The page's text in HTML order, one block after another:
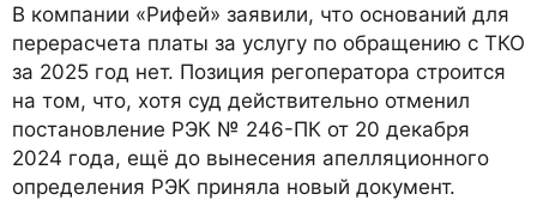
В компании «Рифей» заявили, что оснований для
перерасчета платы за услугу по обращению с ТКО
за 2025 год нет. Позиция регоператора строится
на том, что, хотя суд действительно отменил
постановление РЭК № 246-ПК от 20 декабря
2024 года, ещё до вынесения апелляционного
определения РЭК приняла новый документ.